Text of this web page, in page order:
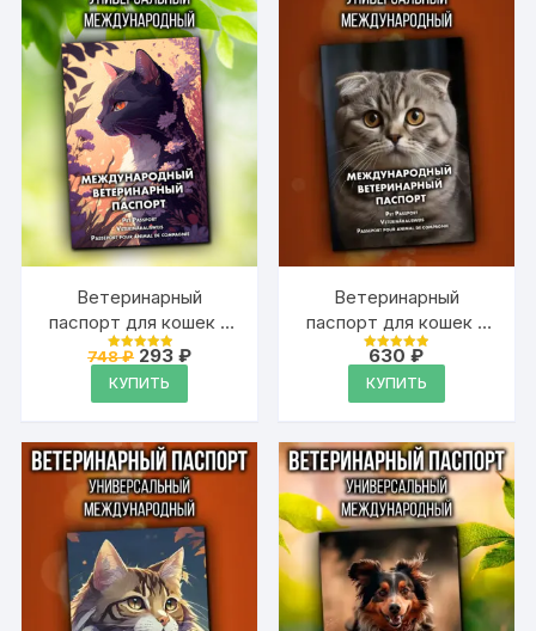
Ветеринарный
паспорт для кошек и
собак
международный
Оценка
из 5
748₽ Первоначальная
цена
составляла
748 ₽.
293₽Текущая
КУПИТЬ
Ветеринарный
паспорт для кошек и
собак
международный
Оценка
из 5
630₽
КУПИТЬ